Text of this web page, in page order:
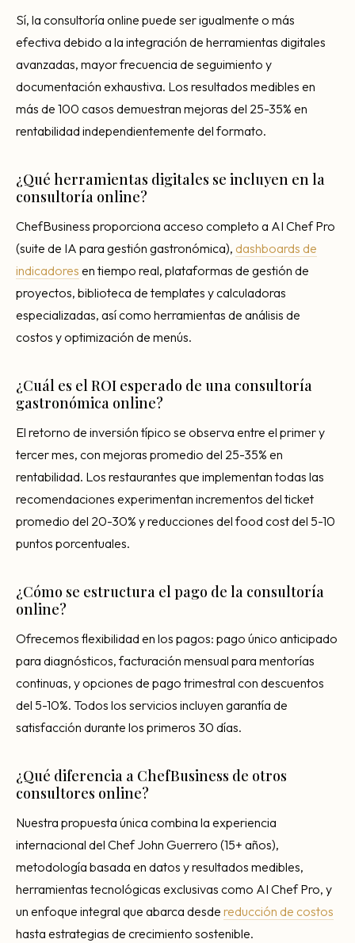
Sí, la consultoría online puede ser igualmente o más
efectiva debido a la integración de herramientas digitales
avanzadas, mayor frecuencia de seguimiento y
documentación exhaustiva. Los resultados medibles en
más de 100 casos demuestran mejoras del 25-35% en
rentabilidad independientemente del formato.
¿Qué herramientas digitales se incluyen en la
consultoría online?
ChefBusiness proporciona acceso completo a AI Chef Pro
(suite de IA para gestión gastronómica), dashboards de
indicadores en tiempo real, plataformas de gestión de
proyectos, biblioteca de templates y calculadoras
especializadas, así como herramientas de análisis de
costos y optimización de menús.
¿Cuál es el ROI esperado de una consultoría
gastronómica online?
El retorno de inversión típico se observa entre el primer y
tercer mes, con mejoras promedio del 25-35% en
rentabilidad. Los restaurantes que implementan todas las
recomendaciones experimentan incrementos del ticket
promedio del 20-30% y reducciones del food cost del 5-10
puntos porcentuales.
¿Cómo se estructura el pago de la consultoría
online?
Ofrecemos flexibilidad en los pagos: pago único anticipado
para diagnósticos, facturación mensual para mentorías
continuas, y opciones de pago trimestral con descuentos
del 5-10%. Todos los servicios incluyen garantía de
satisfacción durante los primeros 30 días.
¿Qué diferencia a ChefBusiness de otros
consultores online?
Nuestra propuesta única combina la experiencia
internacional del Chef John Guerrero (15+ años),
metodología basada en datos y resultados medibles,
herramientas tecnológicas exclusivas como AI Chef Pro, y
un enfoque integral que abarca desde reducción de costos
hasta estrategias de crecimiento sostenible.